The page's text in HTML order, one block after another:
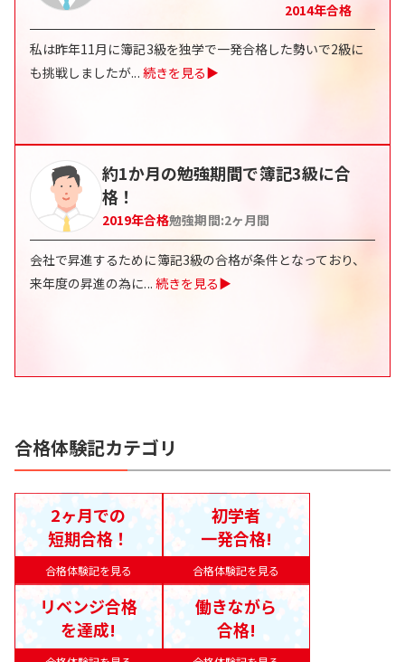
2014年合格
私は昨年11月に簿記3級を独学で一発合格した勢いで2級に
も挑戦しましたが... 続きを見る▶
約1か月の勉強期間で簿記3級に合
格！
2019年合格勉強期間:2ヶ月間
会社で昇進するために簿記3級の合格が条件となっており、
来年度の昇進の為に... 続きを見る▶
合格体験記カテゴリ
合格体験記を見る
2ヶ月での
短期合格！
合格体験記を見る
初学者
一発合格!
リベンジ合格
を達成!
働きながら
合格!